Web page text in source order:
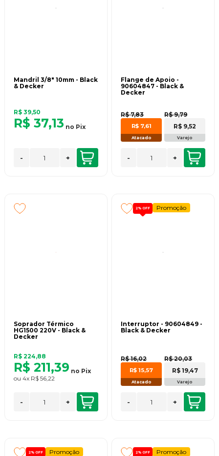
Mandril 3/8" 10mm - Black
& Decker
R$ 39,50
R$ 37,13 no Pix
- +
Flange de Apoio -
90604847 - Black &
Decker
R$ 7,83
R$ 7,61
Atacado
R$ 9,79
R$ 9,52
Varejo
- +
Soprador Térmico
HG1500 220V - Black &
Decker
R$ 224,88
R$ 211,39 no Pix
ou 4x R$ 56,22
- +
2% OFF Promoção
Interruptor - 90604849 -
Black & Decker
R$ 16,02
R$ 15,57
Atacado
R$ 20,03
R$ 19,47
Varejo
- +
2% OFF Promoção 2% OFF Promoção